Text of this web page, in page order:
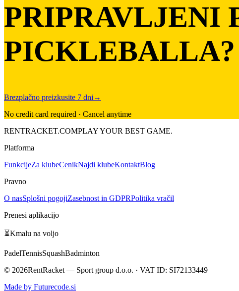
PRIPRAVLJENI
PICKLEBALLA?
Brezplačno preizkusite 7 dni →
No credit card required · Cancel anytime
RENTRACKET.COMPLAY YOUR BEST GAME.
Platforma
FunkcijeZa klubeCenikNajdi klubeKontaktBlog
Pravno
O nasSplošni pogojiZasebnost in GDPRPolitika vračil
Prenesi aplikacijo
⏳Kmalu na voljo
PadelTennisSquashBadminton
© 2026RentRacket — Sport group d.o.o. · VAT ID: SI72133449
Made by Futurecode.si